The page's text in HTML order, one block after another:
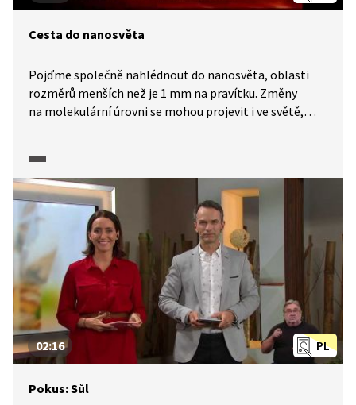
Cesta do nanosvěta
Pojďme společně nahlédnout do nanosvěta, oblasti
rozměrů menších než je 1 mm na pravítku. Změny
na molekulární úrovni se mohou projevit i ve světě,
Tyto celky mohou například na základě rozdílného pH
transportovat v buňkách léky. Dozvíte se, jak jsou
nanočástice velké a jakým způsobem se získávají.
PL
02:16
Pokus: Sůl